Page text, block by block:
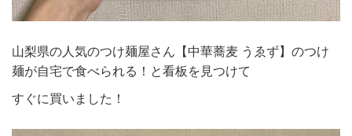
山梨県の人気のつけ麺屋さん【中華蕎麦 うゑず】のつけ
麺が自宅で食べられる！と看板を見つけて
すぐに買いました！